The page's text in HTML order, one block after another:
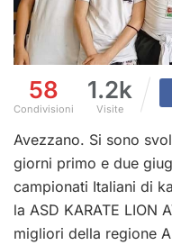
58
Condivisioni
1.2k
Visite
Avezzano. Si sono
giorni primo e due
campionati Italiani di
la ASD KARATE LION
migliori della regione